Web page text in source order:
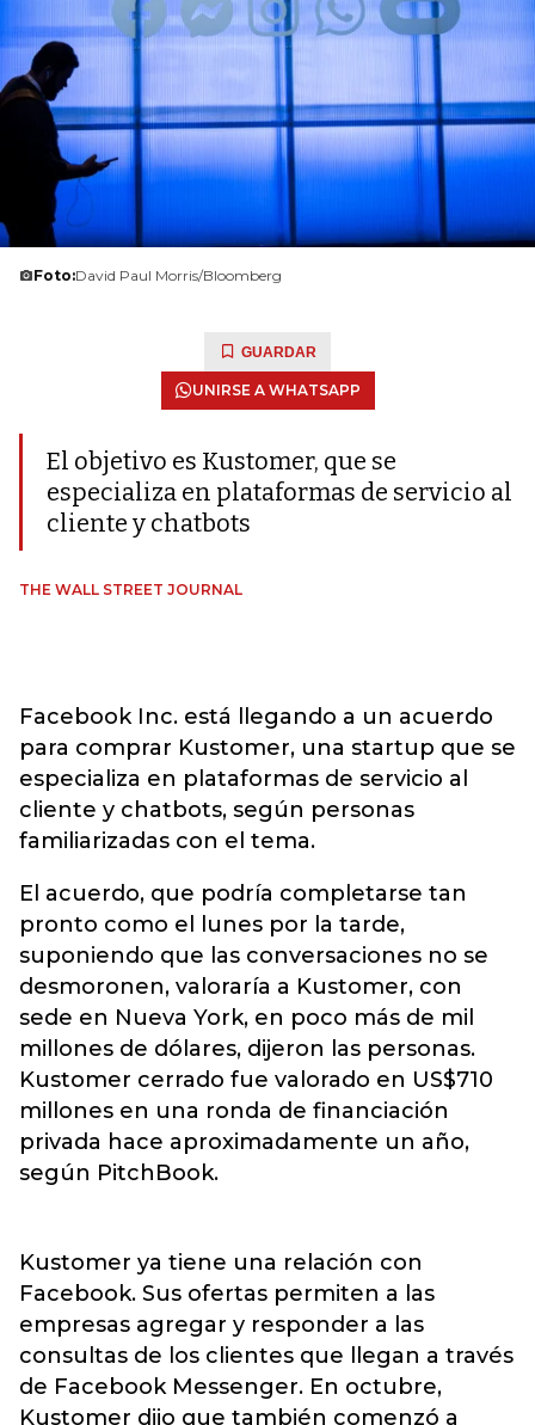
Foto:David Paul Morris/Bloomberg
GUARDAR
UNIRSE A WHATSAPP
El objetivo es Kustomer, que se
especializa en plataformas de servicio al
cliente y chatbots
THE WALL STREET JOURNAL
Facebook Inc. está llegando a un acuerdo
para comprar Kustomer, una startup que se
especializa en plataformas de servicio al
cliente y chatbots, según personas
familiarizadas con el tema.
El acuerdo, que podría completarse tan
pronto como el lunes por la tarde,
suponiendo que las conversaciones no se
desmoronen, valoraría a Kustomer, con
sede en Nueva York, en poco más de mil
millones de dólares, dijeron las personas.
Kustomer cerrado fue valorado en US$710
millones en una ronda de financiación
privada hace aproximadamente un año,
según PitchBook.
Kustomer ya tiene una relación con
Facebook. Sus ofertas permiten a las
empresas agregar y responder a las
consultas de los clientes que llegan a través
de Facebook Messenger. En octubre,
Kustomer dijo que también comenzó a